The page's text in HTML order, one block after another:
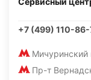
+7 (499) 110-
Мичуринский
Пр-т